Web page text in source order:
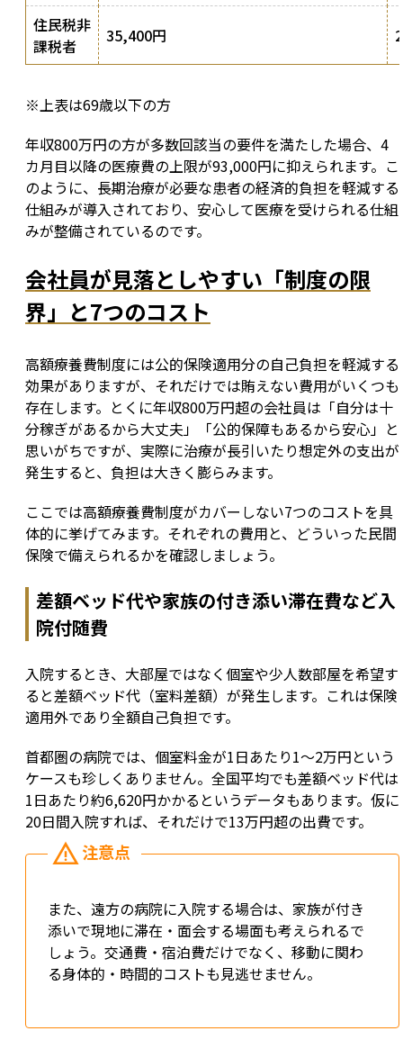
住民税非
課税者
35,400円
※上表は69歳以下の方
年収800万円の方が多数回該当の要件を満たした場合、4
カ月目以降の医療費の上限が93,000円に抑えられます。こ
のように、長期治療が必要な患者の経済的負担を軽減する
仕組みが導入されており、安心して医療を受けられる仕組
みが整備されているのです。
会社員が見落としやすい「制度の限
界」と7つのコスト
高額療養費制度には公的保険適用分の自己負担を軽減する
効果がありますが、それだけでは賄えない費用がいくつも
存在します。とくに年収800万円超の会社員は「自分は十
分稼ぎがあるから大丈夫」「公的保障もあるから安心」と
思いがちですが、実際に治療が長引いたり想定外の支出が
発生すると、負担は大きく膨らみます。
ここでは高額療養費制度がカバーしない7つのコストを具
体的に挙げてみます。それぞれの費用と、どういった民間
保険で備えられるかを確認しましょう。
差額ベッド代や家族の付き添い滞在費など入
院付随費
入院するとき、大部屋ではなく個室や少人数部屋を希望す
ると差額ベッド代（室料差額）が発生します。これは保険
適用外であり全額自己負担です。
首都圏の病院では、個室料金が1日あたり1～2万円という
ケースも珍しくありません。全国平均でも差額ベッド代は
1日あたり約6,620円かかるというデータもあります。仮に
20日間入院すれば、それだけで13万円超の出費です。
また、遠方の病院に入院する場合は、家族が付き
添いで現地に滞在・面会する場面も考えられるで
しょう。交通費・宿泊費だけでなく、移動に関わ
る身体的・時間的コストも見逃せません。